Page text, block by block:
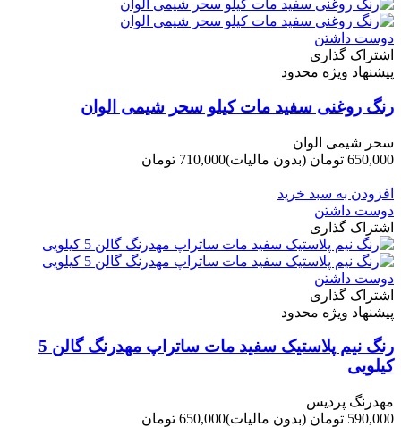
دوست داشتن
اشتراک گذاری
پیشنهاد ویژه محدود
رنگ روغنی سفید مات کیلو سحر شیمی الوان
سحر شیمی الوان
650,000 تومان
(بدون مالیات)710,000 تومان
افزودن به سبد خرید
دوست داشتن
اشتراک گذاری
دوست داشتن
اشتراک گذاری
پیشنهاد ویژه محدود
رنگ نیم پلاستیک سفید مات ساتراپ مهدرنگ گالن 5
کیلویی
مهدرنگ پردیس
590,000 تومان
(بدون مالیات)650,000 تومان